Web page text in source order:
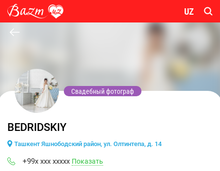
UZ
Свадебный фотограф
BEDRIDSKIY
Ташкент Яшнободский район, ул. Олтинтепа, д. 14
+99x xxx xxxxx Показать